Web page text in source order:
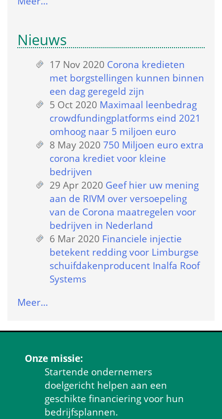
Nieuws
17 Nov 2020 Corona kredieten
met borgstellingen kunnen binnen
een dag geregeld zijn
5 Oct 2020 Maximaal leenbedrag
crowdfundingplatforms eind 2021
omhoog naar 5 miljoen euro
8 May 2020 750 Miljoen euro extra
corona krediet voor kleine
bedrijven
29 Apr 2020 Geef hier uw mening
aan de RIVM over versoepeling
van de Corona maatregelen voor
bedrijven in Nederland
6 Mar 2020 Financiele injectie
betekent redding voor Limburgse
schuifdakenproducent Inalfa Roof
Systems
Meer…
Onze missie:
Startende ondernemers
doelgericht helpen aan een
geschikte financiering voor hun
bedrijfsplannen.